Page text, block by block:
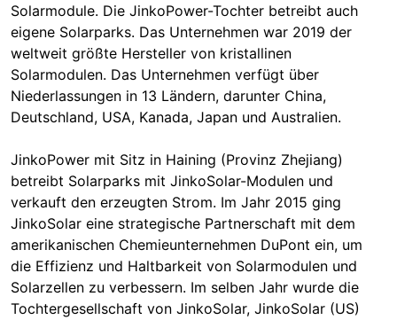
Solarmodule. Die JinkoPower-Tochter betreibt auch
eigene Solarparks. Das Unternehmen war 2019 der
weltweit größte Hersteller von kristallinen
Solarmodulen. Das Unternehmen verfügt über
Niederlassungen in 13 Ländern, darunter China,
Deutschland, USA, Kanada, Japan und Australien.
JinkoPower mit Sitz in Haining (Provinz Zhejiang)
betreibt Solarparks mit JinkoSolar-Modulen und
verkauft den erzeugten Strom. Im Jahr 2015 ging
JinkoSolar eine strategische Partnerschaft mit dem
amerikanischen Chemieunternehmen DuPont ein, um
die Effizienz und Haltbarkeit von Solarmodulen und
Solarzellen zu verbessern. Im selben Jahr wurde die
Tochtergesellschaft von JinkoSolar, JinkoSolar (US)